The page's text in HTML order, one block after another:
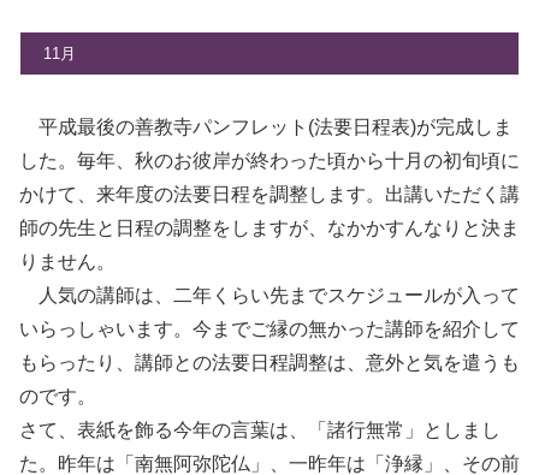
11月
平成最後の善教寺パンフレット(法要日程表)が完成しま
した。毎年、秋のお彼岸が終わった頃から十月の初旬頃に
かけて、来年度の法要日程を調整します。出講いただく講
師の先生と日程の調整をしますが、なかかすんなりと決ま
りません。
人気の講師は、二年くらい先までスケジュールが入って
いらっしゃいます。今までご縁の無かった講師を紹介して
もらったり、講師との法要日程調整は、意外と気を遣うも
のです。
さて、表紙を飾る今年の言葉は、「諸行無常」としまし
た。昨年は「南無阿弥陀仏」、一昨年は「浄縁」、その前